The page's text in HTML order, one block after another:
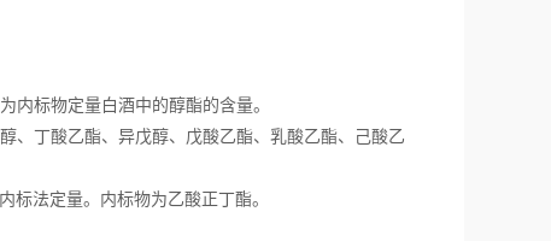
标物定量白酒中的醇酯的含量。
丁酸乙酯、异戊醇、戊酸乙酯、乳酸乙酯、己酸乙
法定量。内标物为乙酸正丁酯。